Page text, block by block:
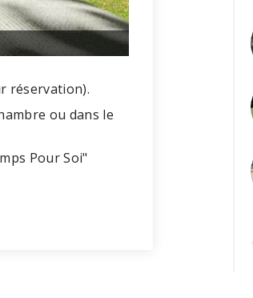
réservation).
ou dans le
Pour Soi"